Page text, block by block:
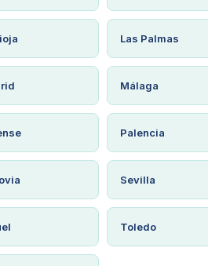
Las Palmas
Málaga
Palencia
Sevilla
Toledo